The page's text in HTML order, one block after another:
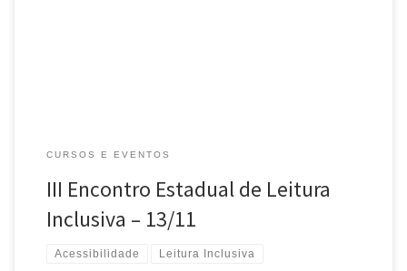
CURSOS E EVENTOS
III Encontro Estadual de Leitura
Inclusiva – 13/11
Acessibilidade Leitura Inclusiva